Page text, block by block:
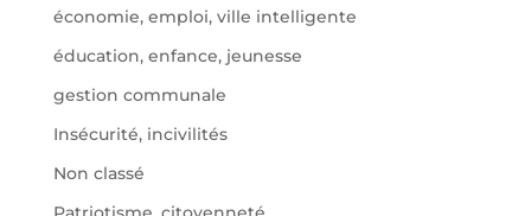
économie, emploi, ville intelligente
éducation, enfance, jeunesse
gestion communale
Insécurité, incivilités
Non classé